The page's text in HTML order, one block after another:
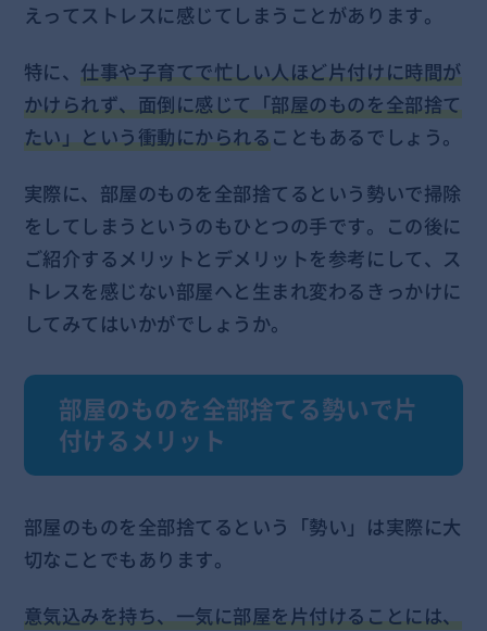
えってストレスに感じてしまうことがあります。
特に、仕事や子育てで忙しい人ほど片付けに時間が
かけられず、面倒に感じて「部屋のものを全部捨て
たい」という衝動にかられることもあるでしょう。
実際に、部屋のものを全部捨てるという勢いで掃除
をしてしまうというのもひとつの手です。この後に
ご紹介するメリットとデメリットを参考にして、ス
トレスを感じない部屋へと生まれ変わるきっかけに
してみてはいかがでしょうか。
部屋のものを全部捨てる勢いで片
付けるメリット
部屋のものを全部捨てるという「勢い」は実際に大
切なことでもあります。
意気込みを持ち、一気に部屋を片付けることには、